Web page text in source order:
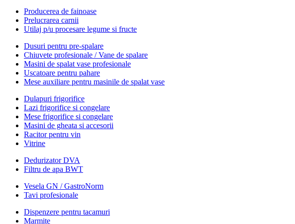
Producerea de fainoase
Prelucrarea carnii
Utilaj p/u procesare legume si fructe
Dusuri pentru pre-spalare
Chiuvete profesionale / Vane de spalare
Masini de spalat vase profesionale
Uscatoare pentru pahare
Mese auxiliare pentru masinile de spalat vase
Dulapuri frigorifice
Lazi frigorifice si congelare
Mese frigorifice si congelare
Masini de gheata si accesorii
Racitor pentru vin
Vitrine
Dedurizator DVA
Filtru de apa BWT
Vesela GN / GastroNorm
Tavi profesionale
Dispenzere pentru tacamuri
Marmite